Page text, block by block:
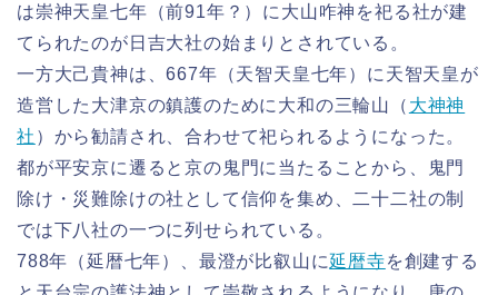
は崇神天皇七年（前91年？）に大山咋神を祀る社が建
てられたのが日吉大社の始まりとされている。
一方大己貴神は、667年（天智天皇七年）に天智天皇が
造営した大津京の鎮護のために大和の三輪山（ 大神神
社 ）から勧請され、合わせて祀られるようになった。
都が平安京に遷ると京の鬼門に当たることから、鬼門
除け・災難除けの社として信仰を集め、二十二社の制
では下八社の一つに列せられている。
788年（延暦七年）、最澄が比叡山に延暦寺を創建する